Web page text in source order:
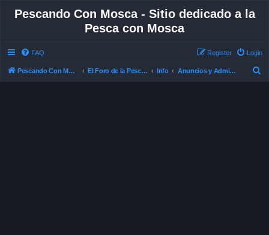
Pescando Con Mosca - Sitio dedicado a la
Pesca con Mosca
FAQ Login
Register
Pescando Con Mosca El Foro de la Pesca con Mosca en Chile Info Anuncios y Administración